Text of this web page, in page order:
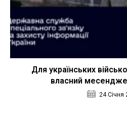
Для українських
власний
24 Січня